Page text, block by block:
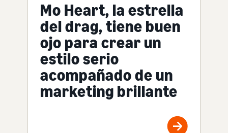
Mo Heart, la estrella
del drag, tiene buen
ojo para crear un
estilo serio
acompañado de un
marketing brillante